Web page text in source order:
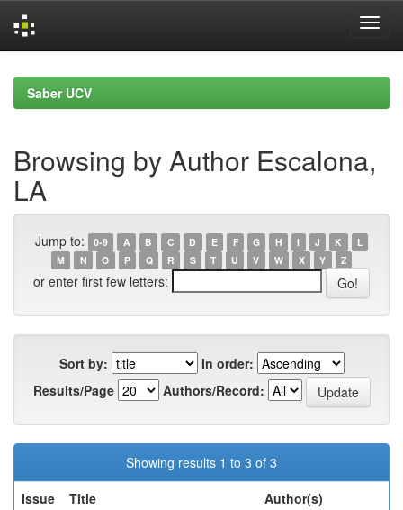
navigationSaber UCV
Browsing by Author Escalona,
LA
Jump to: 0-9 A B C D E F G H I J K
L
M
N O P Q R S T U V W X Y Z
or enter first few letters:
Sort by:
In order:
Results/Page
Authors/Record:
Showing results 1 to 3 of 3
Issue
Title Author(s)